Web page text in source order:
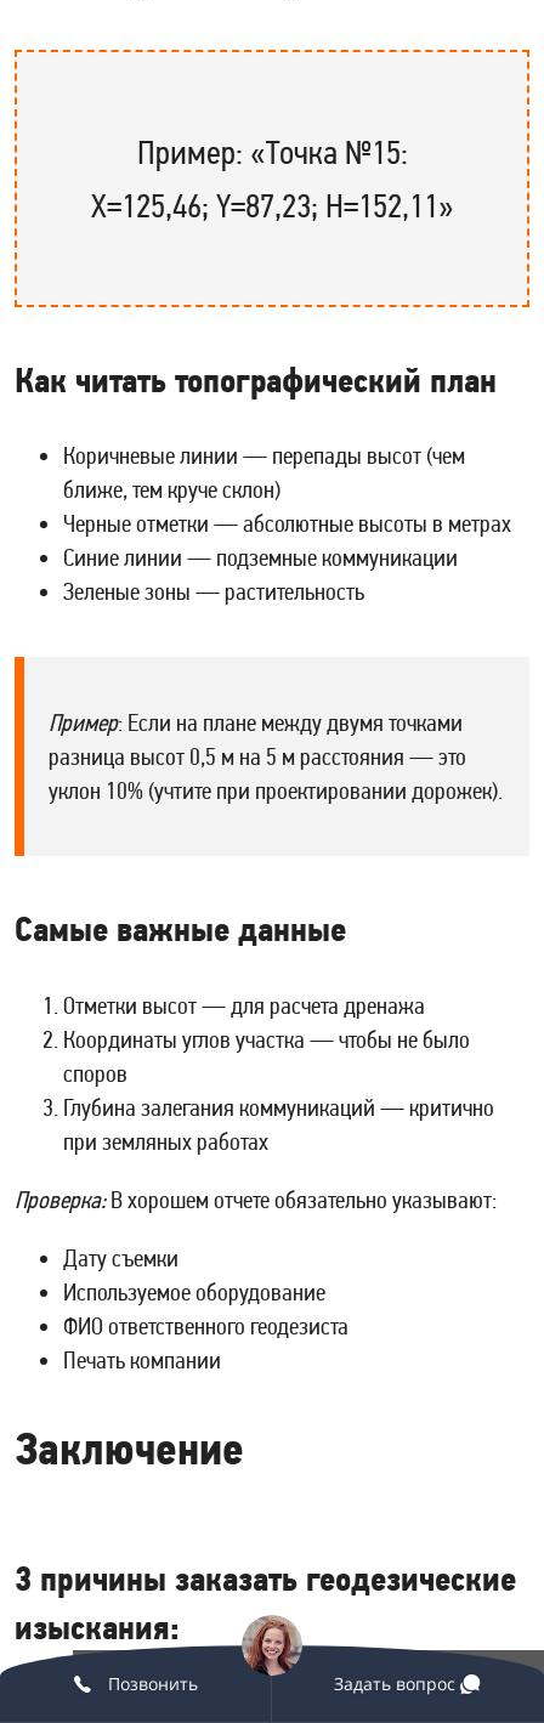
+7 (936) 317-53-28
Пример: «Точка №15:
X=125,46; Y=87,23; H=152,11»
Как читать топографический план
Коричневые линии — перепады высот (чем
ближе, тем круче склон)
Черные отметки — абсолютные высоты в метрах
Синие линии — подземные коммуникации
Зеленые зоны — растительность
Пример: Если на плане между двумя точками
разница высот 0,5 м на 5 м расстояния — это
уклон 10% (учтите при проектировании дорожек).
Самые важные данные
Отметки высот — для расчета дренажа
Координаты углов участка — чтобы не было
споров
Глубина залегания коммуникаций — критично
при земляных работах
Проверка:В хорошем отчете обязательно указывают:
Дату съемки
Используемое оборудование
ФИО ответственного геодезиста
Печать компании
Заключение
3 причины заказать геодезические
изыскания:
Экономия денег — исправление ошибок в 10 раз
Позвонить Задать вопрос